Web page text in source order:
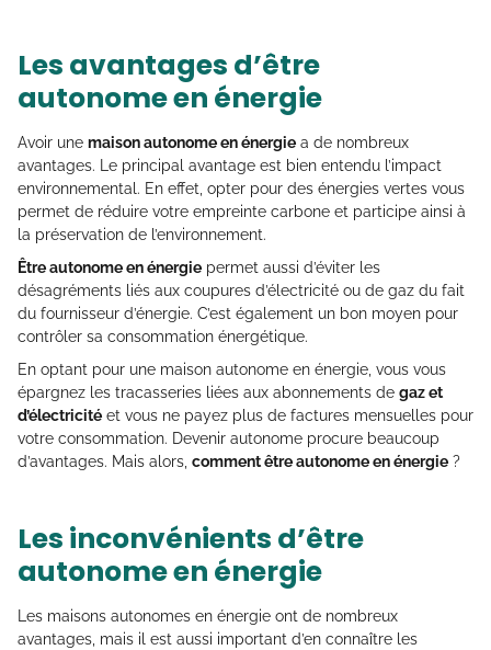
Les avantages d’être
autonome en énergie
Avoir une maison autonome en énergie a de nombreux
avantages. Le principal avantage est bien entendu l’impact
environnemental. En effet, opter pour des énergies vertes vous
permet de réduire votre empreinte carbone et participe ainsi à
la préservation de l’environnement.
Être autonome en énergie permet aussi d’éviter les
désagréments liés aux coupures d’électricité ou de gaz du fait
du fournisseur d’énergie. C’est également un bon moyen pour
contrôler sa consommation énergétique.
En optant pour une maison autonome en énergie, vous vous
épargnez les tracasseries liées aux abonnements de gaz et
d’électricité et vous ne payez plus de factures mensuelles pour
votre consommation. Devenir autonome procure beaucoup
d’avantages. Mais alors, comment être autonome en énergie ?
Les inconvénients d’être
autonome en énergie
Les maisons autonomes en énergie ont de nombreux
avantages, mais il est aussi important d’en connaître les